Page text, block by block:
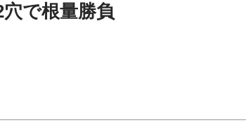
で根量勝負